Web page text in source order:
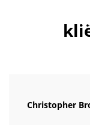
Christopher